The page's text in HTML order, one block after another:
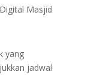
Masjid
yang
jadwal